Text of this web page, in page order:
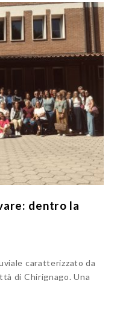
dentro la
caratterizzato da
di Chirignago. Una